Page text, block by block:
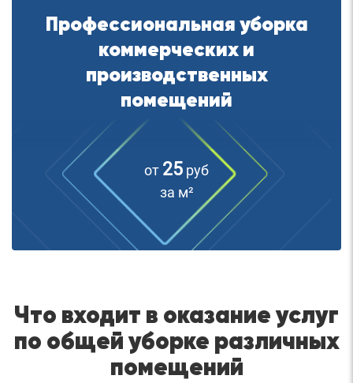
Профессиональная уборка
коммерческих и
производственных
помещений
от 25 руб
за м²
Что входит в оказание услуг
по общей уборке различных
помещений